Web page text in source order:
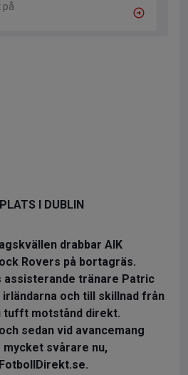
på
I DUBLIN
drabbar AIK
Rovers på bortagräs.
assisterande tränare Patric
och till skillnad från
tufft motstånd direkt.
sedan vid avancemang
svårare nu,